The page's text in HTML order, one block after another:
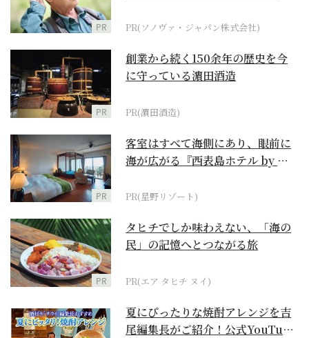
PR PR(ソノヴァ・ジャパン株式会社)
PR
創業から続く150余年の歴史を今
に守っている濵田酒造
PR(濵田酒造)
PR
客室はすべて海側にあり、眼前に
海が広がる『西表島ホテル by 星
PR(星野リゾート)
PR
タヒチでしか味わえない、「海の
民」の記憶へとつながる旅
PR(エア タヒチ ヌイ)
夏にぴったりな焼酎アレンジを吉
尾編集長がご紹介！公式YouTube